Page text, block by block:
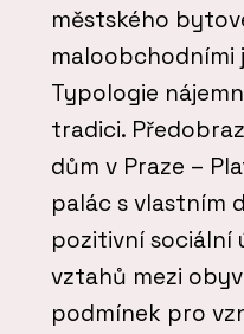
městského
maloobchodními
Typologie
tradici.
dům v Praze –
palác s vlastním
pozitivní sociální
vztahů mezi
podmínek pro